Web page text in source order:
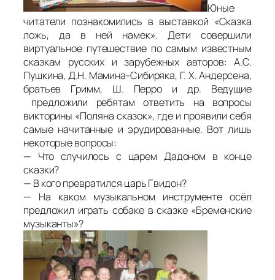
Юные
читатели познакомились в выставкой «Сказка
ложь, да в ней намек». Дети совершили
виртуальное путешествие по самым известным
сказкам русских и зарубежных авторов: А.С.
Пушкина, Д.Н. Мамина-Сибиряка, Г. Х. Андерсена,
братьев Гримм, Ш. Перро и др. Ведущие
предложили ребятам ответить на вопросы
викторины «Поляна сказок», где и проявили себя
самые начитанные и эрудированные. Вот лишь
некоторые вопросы:
— Что случилось с царем Дадоном в конце
сказки?
— В кого превратился царь Гвидон?
— На каком музыкальном инструменте осёл
предложил играть собаке в сказке «Бременские
музыканты»?